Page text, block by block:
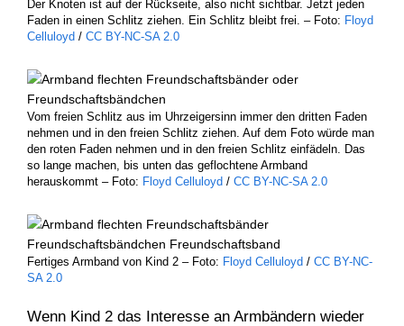
Der Knoten ist auf der Rückseite, also nicht sichtbar. Jetzt jeden
Faden in einen Schlitz ziehen. Ein Schlitz bleibt frei. – Foto: Floyd
Celluloyd / CC BY-NC-SA 2.0
Vom freien Schlitz aus im Uhrzeigersinn immer den dritten Faden
nehmen und in den freien Schlitz ziehen. Auf dem Foto würde man
den roten Faden nehmen und in den freien Schlitz einfädeln. Das
so lange machen, bis unten das geflochtene Armband
herauskommt – Foto: Floyd Celluloyd / CC BY-NC-SA 2.0
Fertiges Armband von Kind 2 – Foto: Floyd Celluloyd / CC BY-NC-
SA 2.0
Wenn Kind 2 das Interesse an Armbändern wieder